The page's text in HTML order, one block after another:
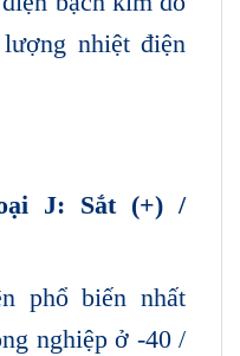
nhiệt điện
J: Sắt (+) /
phổ biến nhất
nghiệp ở -40 /